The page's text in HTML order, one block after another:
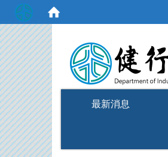
最新消息